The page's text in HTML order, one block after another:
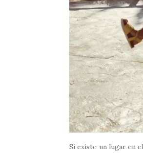
Si existe un lugar en